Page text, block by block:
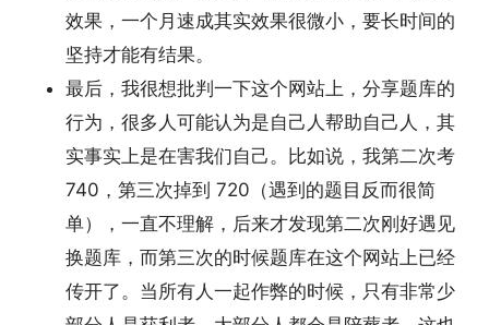
效果，一个月速成其实效果很微小，要长时间的
坚持才能有结果。
最后，我很想批判一下这个网站上，分享题库的
行为，很多人可能认为是自己人帮助自己人，其
实事实上是在害我们自己。比如说，我第二次考
740，第三次掉到 720（遇到的题目反而很简
单），一直不理解，后来才发现第二次刚好遇见
换题库，而第三次的时候题库在这个网站上已经
传开了。当所有人一起作弊的时候，只有非常少